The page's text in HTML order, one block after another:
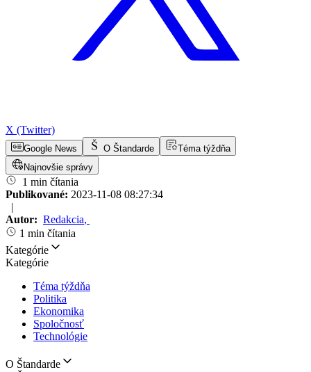
X (Twitter)
Google News O Štandarde
Téma týždňa
Najnovšie správy
1 min čítania
Publikované: 2023-11-08 08:27:34
|
Autor: Redakcia,
1 min čítania
Kategórie
Kategórie
Téma týždňa
Politika
Ekonomika
Spoločnosť
Technológie
O Štandarde